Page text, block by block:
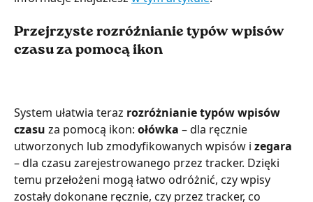
Przejrzyste rozróżnianie typów wpisów
czasu za pomocą ikon
System ułatwia teraz rozróżnianie typów wpisów
czasu za pomocą ikon: ołówka – dla ręcznie
utworzonych lub zmodyfikowanych wpisów i zegara
– dla czasu zarejestrowanego przez tracker. Dzięki
temu przełożeni mogą łatwo odróżnić, czy wpisy
zostały dokonane ręcznie, czy przez tracker, co